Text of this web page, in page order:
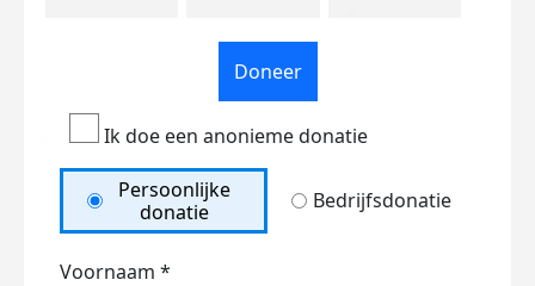
Doneer
Ik doe een anonieme donatie
Persoonlijke
donatie
Bedrijfsdonatie
Voornaam *